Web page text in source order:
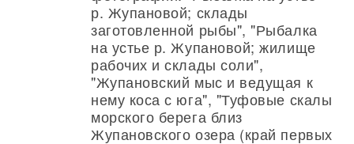
р. Жупановой; склады
заготовленной рыбы", "Рыбалка
на устье р. Жупановой; жилище
рабочих и склады соли",
"Жупановский мыс и ведущая к
нему коса с юга", "Туфовые скалы
морского берега близ
Жупановского озера (край первых